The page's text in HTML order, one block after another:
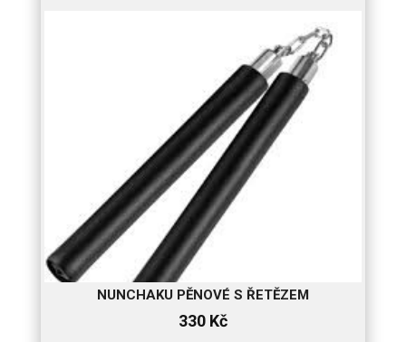
NUNCHAKU PĚNOVÉ S ŘETĚZEM
330 Kč